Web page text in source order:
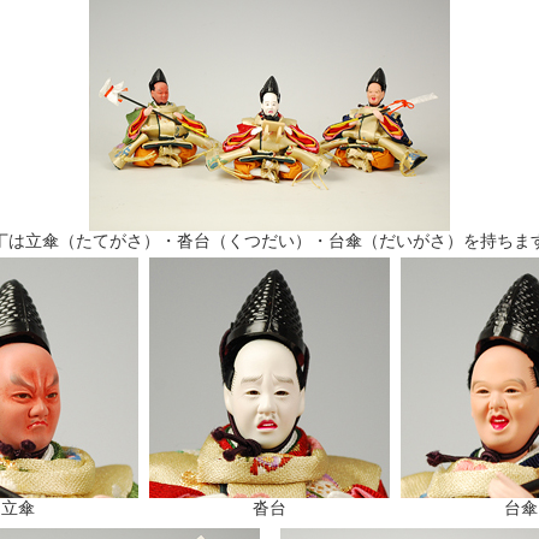
は立傘（たてがさ）・沓台（くつだい）・台傘（だいがさ）を持ちま
立傘 沓台 台傘